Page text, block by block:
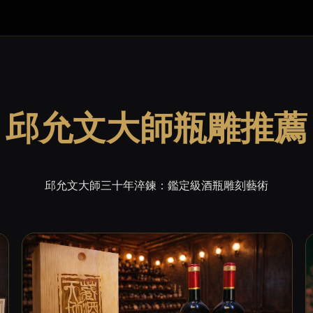
邱允文大師瓶雕推薦
邱允文大師三十年淬鍊：鑑定級酒瓶雕刻藝術